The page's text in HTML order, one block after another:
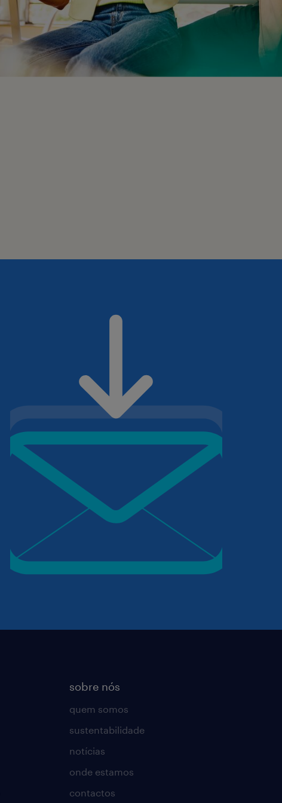
sobre nós
quem somos
sustentabilidade
notícias
onde estamos
contactos